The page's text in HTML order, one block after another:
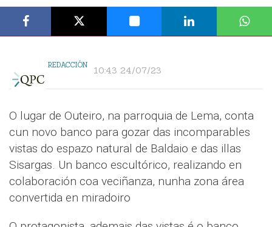
REDACCIÓN 10:43 24/07/23
O lugar de Outeiro, na parroquia de Lema, conta
cun novo banco para gozar das incomparables
vistas do espazo natural de Baldaio e das illas
Sisargas. Un banco escultórico, realizando en
colaboración coa veciñanza, nunha zona área
convertida en miradoiro